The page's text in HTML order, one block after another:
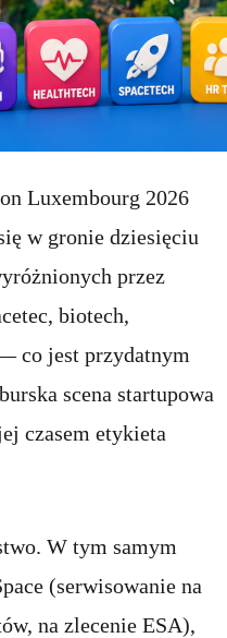
Luxembourg 2026
w gronie dziesięciu
przez
biotech,
co jest przydatnym
scena startupowa
czasem etykieta
W tym samym
(serwisowanie na
na zlecenie ESA),